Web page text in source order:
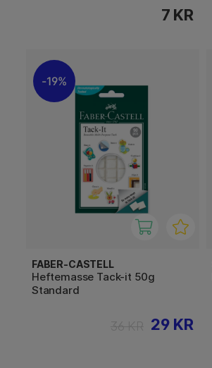
7 KR
19%
FABER-CASTELL
Heftemasse Tack-it 50g
Standard
29 KR